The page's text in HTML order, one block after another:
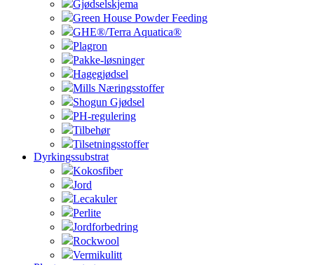
Gjødselskjema
Green House Powder Feeding
GHE®/Terra Aquatica®
Plagron
Pakke-løsninger
Hagegjødsel
Mills Næringsstoffer
Shogun Gjødsel
PH-regulering
Tilbehør
Tilsetningsstoffer
Dyrkingssubstrat
Kokosfiber
Jord
Lecakuler
Perlite
Jordforbedring
Rockwool
Vermikulitt